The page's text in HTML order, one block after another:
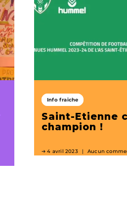
Info fraiche
Saint-Etienne
champion !
4 avril 2023 Aucun